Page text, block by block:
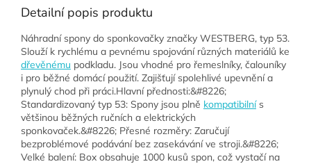
Detailní popis produktu
Náhradní spony do sponkovačky značky WESTBERG, typ 53.
Slouží k rychlému a pevnému spojování různých materiálů ke
dřevěnému podkladu. Jsou vhodné pro řemeslníky, čalouníky
i pro běžné domácí použití. Zajišťují spolehlivé upevnění a
plynulý chod při práci.Hlavní přednosti:&#8226;
Standardizovaný typ 53: Spony jsou plně kompatibilnís
většinou běžných ručních a elektrických
sponkovaček.&#8226; Přesné rozměry: Zaručují
bezproblémové podávání bez zasekávání ve stroji.&#8226;
Velké balení: Box obsahuje 1000 kusů spon, což vystačí na